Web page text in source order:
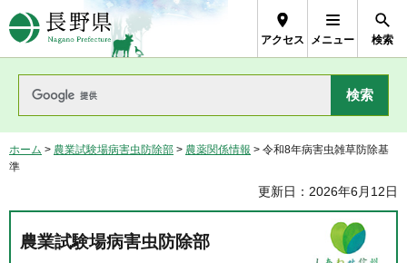
長野県Nagano Prefecture
アクセス メニュー 検索
ホーム > 農業試験場病害虫防除部 > 農薬関係情報 > 令和8年病害虫雑草防除基
準
更新日：2026年6月12日
農業試験場病害虫防除部